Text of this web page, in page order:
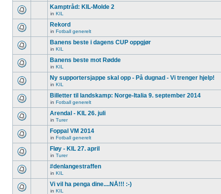
Kamptråd: KIL-Molde 2
in KIL
Rekord
in Fotball generelt
Banens beste i dagens CUP oppgjør
in KIL
Banens beste mot Rødde
in KIL
Ny supportersjappe skal opp - På dugnad - Vi trenger hjelp!
in KIL
Billetter til landskamp: Norge-Italia 9. september 2014
in Fotball generelt
Arendal - KIL 26. juli
in Turer
Foppal VM 2014
in Fotball generelt
Fløy - KIL 27. april
in Turer
#denlangestraffen
in KIL
Vi vil ha penga dine....NÅ!!! :-)
in KIL